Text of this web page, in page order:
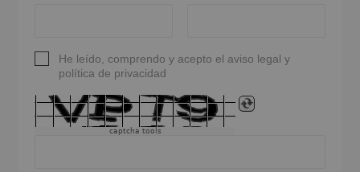
He leído, comprendo y acepto el aviso legal y
política de privacidad
captcha tools